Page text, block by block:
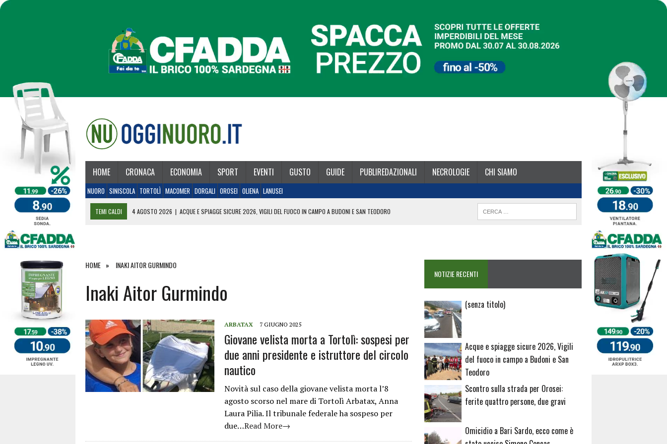
HOME CRONACA ECONOMIA SPORT EVENTI GUSTO GUIDE PUBLIREDAZIONALI NECROLOGIE CHI SIAMO
NUORO SINISCOLA TORTOLÌ MACOMER DORGALI OROSEI OLIENA LANUSEI
TEMI CALDI 4 AGOSTO 2026 | ACQUE E SPIAGGE SICURE 2026, VIGILI DEL FUOCO IN CAMPO A BUDONI E SAN TEODORO
26 LUGLIO 2026 | PAURA SULLA 389: VIOLENTO SCONTRO TRA 2 AUTO AL BIVIO PER FONNI, 5 FERITI
HOME INAKI AITOR GURMINDO
Inaki Aitor Gurmindo
ARBATAX 7 GIUGNO 2025
Giovane velista morta a Tortolì: sospesi per
due anni presidente e istruttore del circolo
nautico
Novità sul caso della giovane velista morta l’8
agosto scorso nel mare di Tortolì Arbatax, Anna
Laura Pilia. Il tribunale federale ha sospeso per
due…Read More→
NOTIZIE RECENTI
(senza titolo)Articolo
Acque e spiagge sicure 2026, Vigili
del fuoco in campo a Budoni e San
Teodoro
Scontro sulla strada per Orosei:
ferite quattro persone, due gravi
Omicidio a Bari Sardo, ecco come è